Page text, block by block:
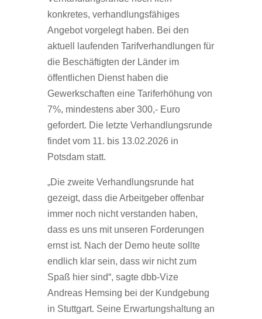
konkretes, verhandlungsfähiges
Angebot vorgelegt haben. Bei den
aktuell laufenden Tarifverhandlungen für
die Beschäftigten der Länder im
öffentlichen Dienst haben die
Gewerkschaften eine Tariferhöhung von
7%, mindestens aber 300,- Euro
gefordert. Die letzte Verhandlungsrunde
findet vom 11. bis 13.02.2026 in
Potsdam statt.
„Die zweite Verhandlungsrunde hat
gezeigt, dass die Arbeitgeber offenbar
immer noch nicht verstanden haben,
dass es uns mit unseren Forderungen
ernst ist. Nach der Demo heute sollte
endlich klar sein, dass wir nicht zum
Spaß hier sind“, sagte dbb-Vize
Andreas Hemsing bei der Kundgebung
in Stuttgart. Seine Erwartungshaltung an